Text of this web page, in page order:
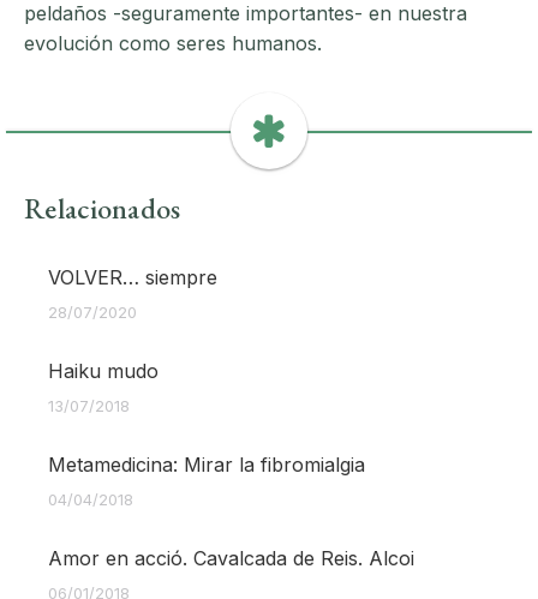
peldaños -seguramente importantes- en nuestra
evolución como seres humanos.
Relacionados
VOLVER… siempre
28/07/2020
Haiku mudo
13/07/2018
Metamedicina: Mirar la fibromialgia
04/04/2018
Amor en acció. Cavalcada de Reis. Alcoi
06/01/2018